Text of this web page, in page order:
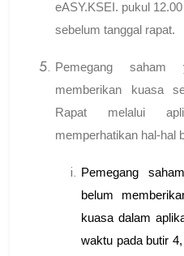
eASY.KSEI. pukul
sebelum tanggal rapat.
Pemegang
memberikan kuasa
Rapat melalui
memperhatikan hal-hal
Pemegang
belum
kuasa dalam
waktu pada butir